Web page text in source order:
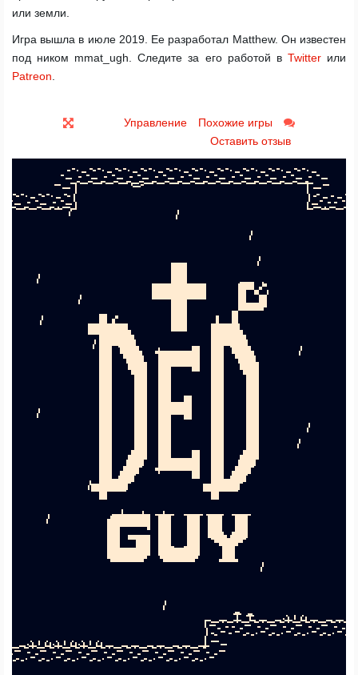
или земли.
Игра вышла в июле 2019. Ее разработал Matthew. Он известен
под ником mmat_ugh. Следите за его работой в Twitterили
Patreon
Управление
Похожие игры
Оставить отзыв